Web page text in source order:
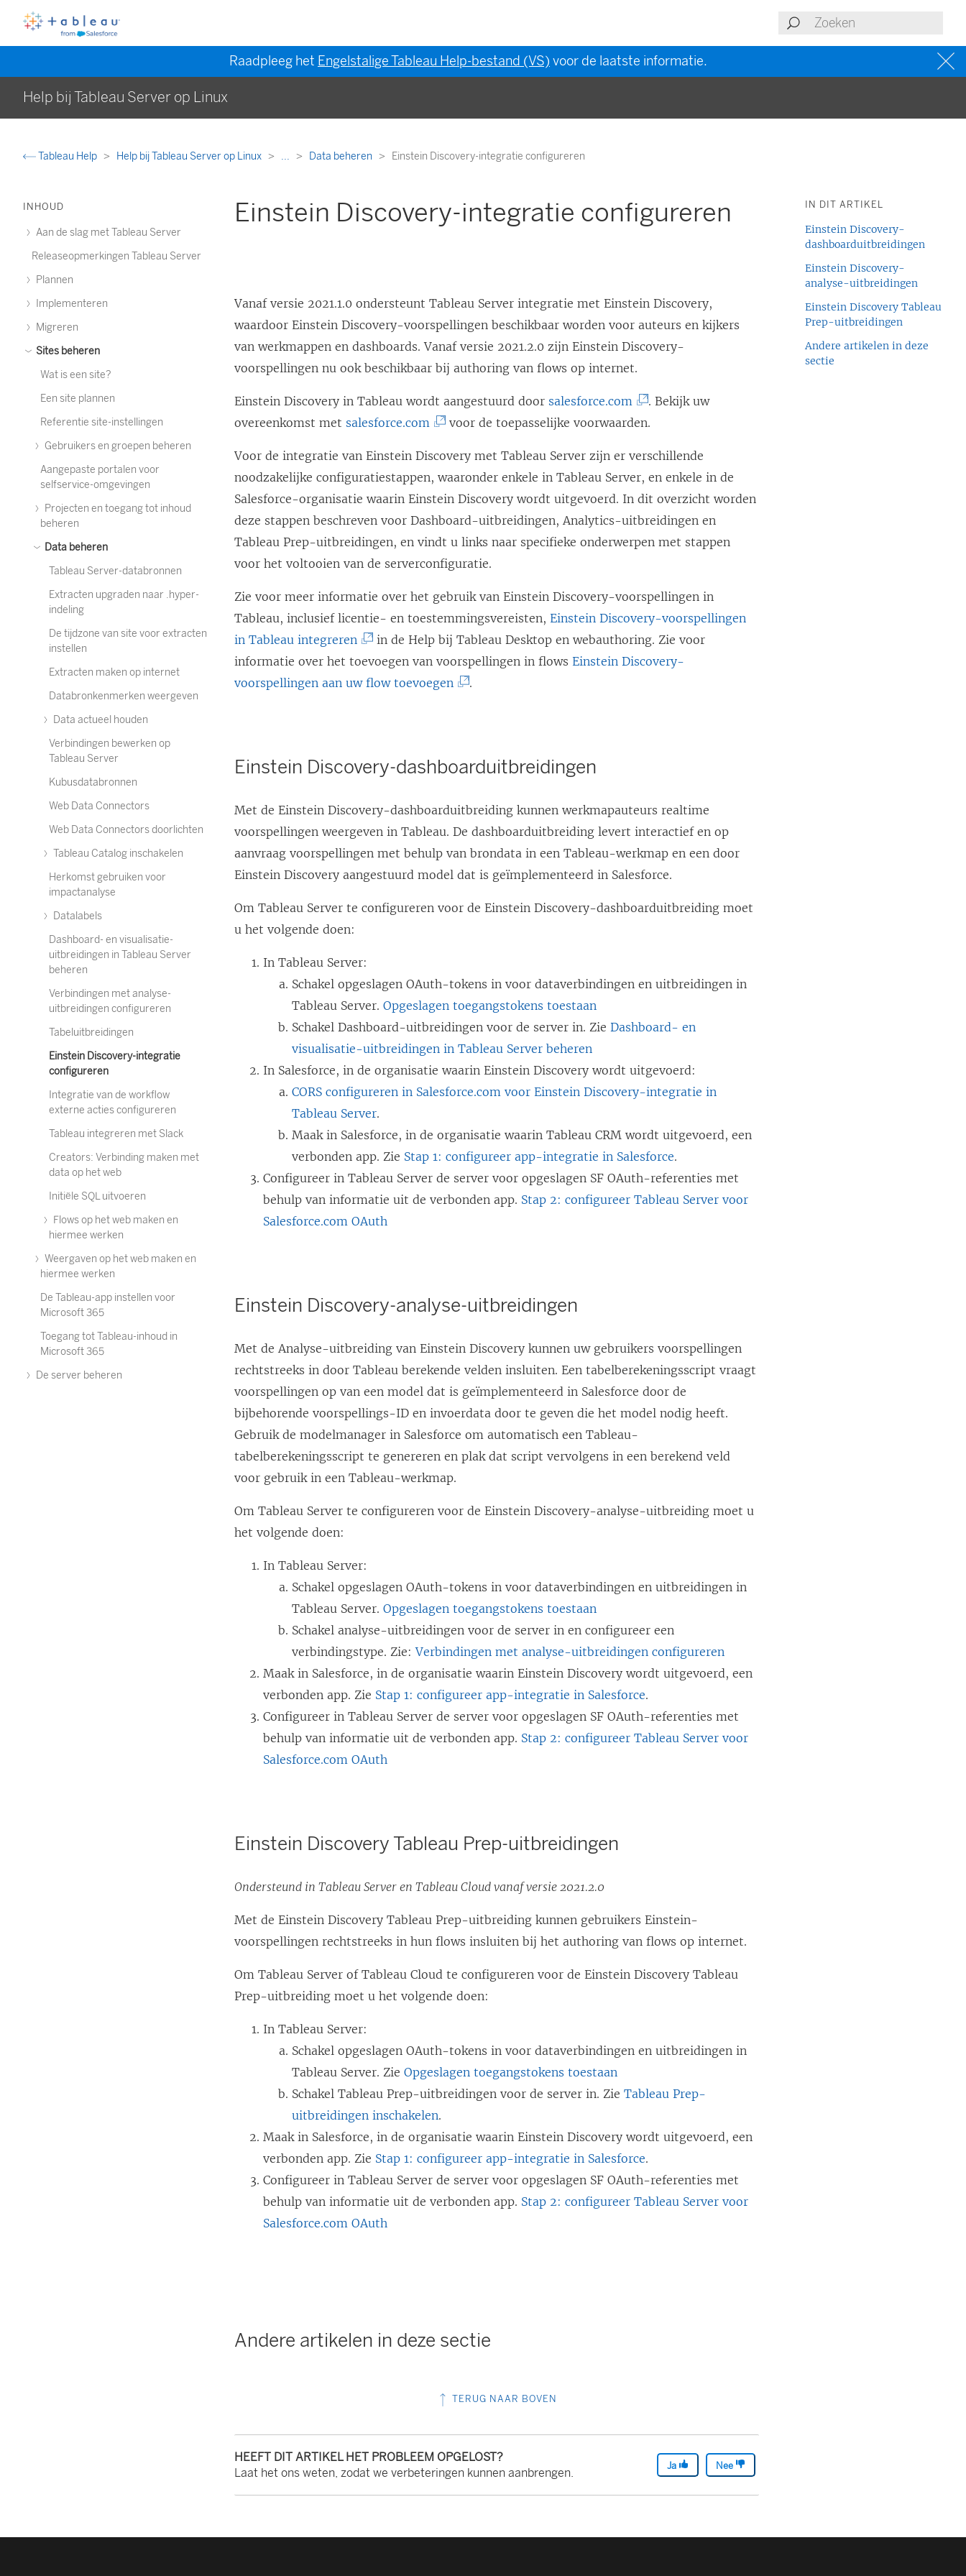
Raadpleeg het Engelstalige Tableau Help-bestand (VS) voor de laatste informatie.
Help bij Tableau Server op Linux
Tableau Help Help bij Tableau Server op Linux ... Data beheren Einstein Discovery-integratie configureren
INHOUD
Aan de slag met Tableau Server
Releaseopmerkingen Tableau Server
Plannen
Implementeren
Migreren
Sites beheren
Wat is een site?
Een site plannen
Referentie site-instellingen
Gebruikers en groepen beheren
Aangepaste portalen voor
selfservice-omgevingen
Projecten en toegang tot inhoud
beheren
Data beheren
Tableau Server-databronnen
Extracten upgraden naar .hyper-
indeling
De tijdzone van site voor extracten
instellen
Extracten maken op internet
Databronkenmerken weergeven
Data actueel houden
Verbindingen bewerken op
Tableau Server
Kubusdatabronnen
Web Data Connectors
Web Data Connectors doorlichten
Tableau Catalog inschakelen
Herkomst gebruiken voor
impactanalyse
Datalabels
Dashboard- en visualisatie-
uitbreidingen in Tableau Server
beheren
Verbindingen met analyse-
uitbreidingen configureren
Tabeluitbreidingen
Einstein Discovery-integratie
configureren
Integratie van de workflow
externe acties configureren
Tableau integreren met Slack
Creators: Verbinding maken met
data op het web
Initiële SQL uitvoeren
Flows op het web maken en
hiermee werken
Weergaven op het web maken en
hiermee werken
De Tableau-app instellen voor
Microsoft 365
Toegang tot Tableau-inhoud in
Microsoft 365
De server beheren
Einstein Discovery-integratie configureren
Vanaf versie 2021.1.0 ondersteunt Tableau Server integratie met Einstein Discovery,
waardoor Einstein Discovery-voorspellingen beschikbaar worden voor auteurs en kijkers
van werkmappen en dashboards. Vanaf versie 2021.2.0 zijn Einstein Discovery-
voorspellingen nu ook beschikbaar bij authoring van flows op internet.
Einstein Discovery in Tableau wordt aangestuurd door salesforce.com (
L
r
t
i
n
e
w
v
e
n
g
o
e
n
)
. Bekijk uw
overeenkomst met salesforce.com (
n
d
t
i
n
e
i
u
w
v
e
r
g
e
o
p
e
d
)
voor de toepasselijke voorwaarden.
Voor de integratie van Einstein Discovery met Tableau Server zijn er verschillende
noodzakelijke configuratiestappen, waaronder enkele in Tableau Server, en enkele in de
Salesforce-organisatie waarin Einstein Discovery wordt uitgevoerd. In dit overzicht worden
deze stappen beschreven voor Dashboard-uitbreidingen, Analytics-uitbreidingen en
Tableau Prep-uitbreidingen, en vindt u links naar specifieke onderwerpen met stappen
voor het voltooien van de serverconfiguratie.
Zie voor meer informatie over het gebruik van Einstein Discovery-voorspellingen in
Tableau, inclusief licentie- en toestemmingsvereisten,Einstein Discovery-voorspellingen
in Tableau integreren (
L
i
o
d
t
i
n
n
i
e
u
w
v
e
n
s
t
e
r
g
e
d
)
in de Help bij Tableau Desktop en webauthoring. Zie voor
informatie over het toevoegen van voorspellingen in flowsEinstein Discovery-
voorspellingen aan uw flow toevoegen (
k
o
r
d
t
n
n
i
e
u
w
e
n
s
t
o
e
n
d
)
.
Einstein Discovery-dashboarduitbreidingen
Met de Einstein Discovery-dashboarduitbreiding kunnen werkmapauteurs realtime
voorspellingen weergeven in Tableau. De dashboarduitbreiding levert interactief en op
aanvraag voorspellingen met behulp van brondata in een Tableau-werkmap en een door
Einstein Discovery aangestuurd model dat is geïmplementeerd in Salesforce.
Om Tableau Server te configureren voor de Einstein Discovery-dashboarduitbreiding moet
u het volgende doen:
In Tableau Server:
Schakel opgeslagen OAuth-tokens in voor dataverbindingen en uitbreidingen in
Tableau Server.Opgeslagen toegangstokens toestaan
Schakel Dashboard-uitbreidingen voor de server in. ZieDashboard- en
visualisatie-uitbreidingen in Tableau Server beheren
In Salesforce, in de organisatie waarin Einstein Discovery wordt uitgevoerd:
CORS configureren in Salesforce.com voor Einstein Discovery-integratie in
Tableau Server.
Maak in Salesforce, in de organisatie waarin Tableau CRM wordt uitgevoerd, een
verbonden app. Zie Stap 1: configureer app-integratie in Salesforce.
Configureer in Tableau Server de server voor opgeslagen SF OAuth-referenties met
behulp van informatie uit de verbonden app. Stap 2: configureer Tableau Server voor
Salesforce.com OAuth
Einstein Discovery-analyse-uitbreidingen
Met de Analyse-uitbreiding van Einstein Discovery kunnen uw gebruikers voorspellingen
rechtstreeks in door Tableau berekende velden insluiten. Een tabelberekeningsscript vraagt
voorspellingen op van een model dat is geïmplementeerd in Salesforce door de
bijbehorende voorspellings-ID en invoerdata door te geven die het model nodig heeft.
Gebruik de modelmanager in Salesforce om automatisch een Tableau-
tabelberekeningsscript te genereren en plak dat script vervolgens in een berekend veld
voor gebruik in een Tableau-werkmap.
Om Tableau Server te configureren voor de Einstein Discovery-analyse-uitbreiding moet u
het volgende doen:
In Tableau Server:
Schakel opgeslagen OAuth-tokens in voor dataverbindingen en uitbreidingen in
Tableau Server.Opgeslagen toegangstokens toestaan
Schakel analyse-uitbreidingen voor de server in en configureer een
verbindingstype. Zie:Verbindingen met analyse-uitbreidingen configureren
Maak in Salesforce, in de organisatie waarin Einstein Discovery wordt uitgevoerd, een
verbonden app. Zie Stap 1: configureer app-integratie in Salesforce.
Configureer in Tableau Server de server voor opgeslagen SF OAuth-referenties met
behulp van informatie uit de verbonden app. Stap 2: configureer Tableau Server voor
Salesforce.com OAuth
Einstein Discovery Tableau Prep-uitbreidingen
Ondersteund in Tableau Server en Tableau Cloud vanaf versie 2021.2.0
Met de Einstein Discovery Tableau Prep-uitbreiding kunnen gebruikers Einstein-
voorspellingen rechtstreeks in hun flows insluiten bij het authoring van flows op internet.
Om Tableau Server of Tableau Cloud te configureren voor de Einstein Discovery Tableau
Prep-uitbreiding moet u het volgende doen:
In Tableau Server:
Schakel opgeslagen OAuth-tokens in voor dataverbindingen en uitbreidingen in
Tableau Server. ZieOpgeslagen toegangstokens toestaan
Schakel Tableau Prep-uitbreidingen voor de server in. ZieTableau Prep-
uitbreidingen inschakelen.
Maak in Salesforce, in de organisatie waarin Einstein Discovery wordt uitgevoerd, een
verbonden app. Zie Stap 1: configureer app-integratie in Salesforce.
Configureer in Tableau Server de server voor opgeslagen SF OAuth-referenties met
behulp van informatie uit de verbonden app. Stap 2: configureer Tableau Server voor
Salesforce.com OAuth
Andere artikelen in deze sectie
TERUG NAAR BOVEN
HEEFT DIT ARTIKEL HET PROBLEEM OPGELOST?
Laat het ons weten, zodat we verbeteringen kunnen aanbrengen.
Ja Nee
IN DIT ARTIKEL
Einstein Discovery-
dashboarduitbreidingen
Einstein Discovery-
analyse-uitbreidingen
Einstein Discovery Tableau
Prep-uitbreidingen
Andere artikelen in deze
sectie